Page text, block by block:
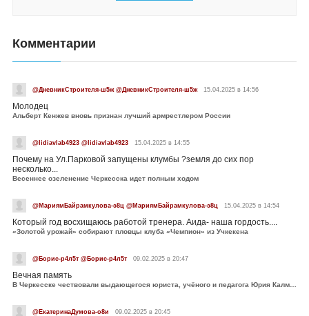
Комментарии
@ДневникСтроителя-ш5ж @ДневникСтроителя-ш5ж 15.04.2025 в 14:56
Молодец
Альберт Кенжев вновь признан лучший армрестлером России
@lidiavlab4923 @lidiavlab4923 15.04.2025 в 14:55
Почему на Ул.Парковой запущены клумбы ?земля до сих пор
несколько...
Весеннее озеленение Черкесска идет полным ходом
@МариямБайрамкулова-э8ц @МариямБайрамкулова-э8ц 15.04.2025 в 14:54
Который год восхищаюсь работой тренера. Аида- наша гордость....
«Золотой урожай» собирают пловцы клуба «Чемпион» из Учкекена
@Борис-р4л5т @Борис-р4л5т 09.02.2025 в 20:47
Вечная память
В Черкесске чествовали выдающегося юриста, учёного и педагога Юрия Калмыкова
@ЕкатеринаДумова-о8и 09.02.2025 в 20:45